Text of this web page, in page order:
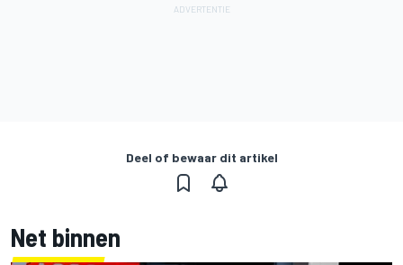
Deel of bewaar dit artikel
Net binnen